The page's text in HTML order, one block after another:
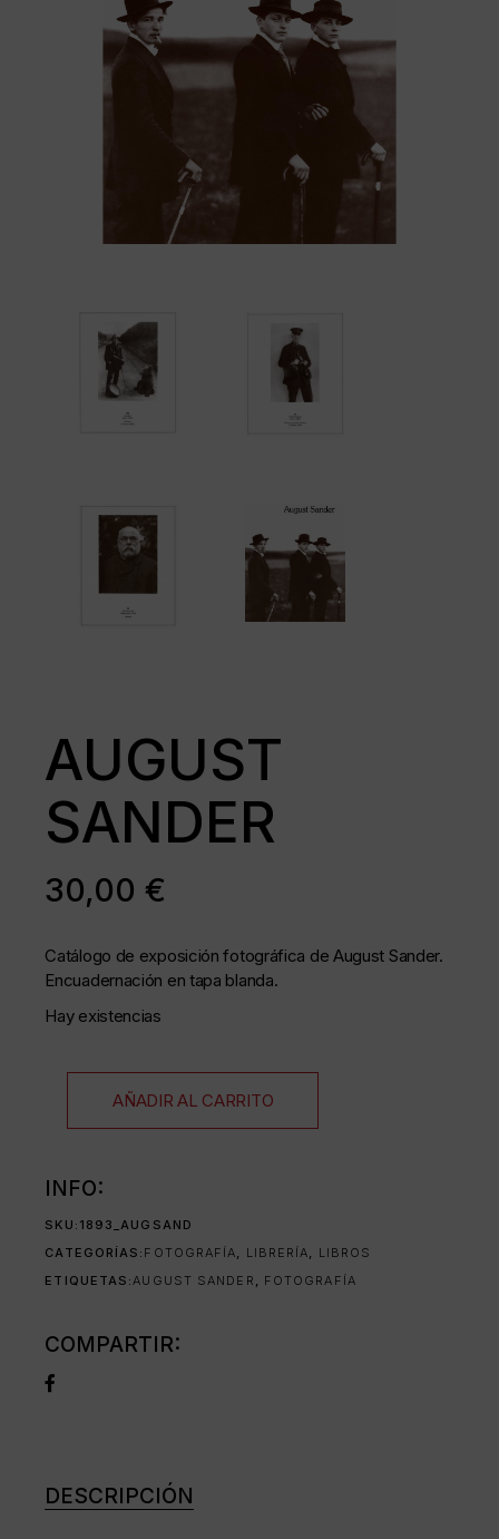
AUGUST
SANDER
30,00€
Catálogo de exposición fotográfica de August Sander.
Encuadernación en tapa blanda.
Hay existencias
AÑADIR AL CARRITO
INFO:
SKU: 1893_AUGSAND
CATEGORÍAS: FOTOGRAFÍA, LIBRERÍA, LIBROS
ETIQUETAS:AUGUST SANDER , FOTOGRAFÍA
COMPARTIR:
DESCRIPCIÓN